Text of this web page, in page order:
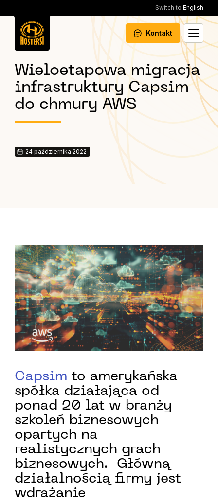
Switch to English
Kontakt
Wieloetapowa migracja
infrastruktury Capsim
do chmury AWS
24 października 2022
Capsim to amerykańska
spółka działająca od
ponad 20 lat w branży
szkoleń biznesowych
opartych na
realistycznych grach
biznesowych. Główną
działalnością firmy jest
wdrażanie